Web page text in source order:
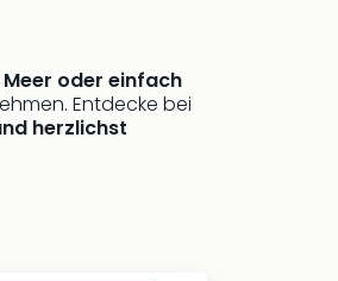
Meer oder einfach
Entdecke bei
herzlichst